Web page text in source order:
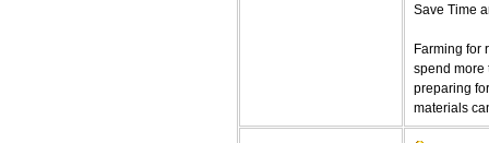
Save Time
Farming for
spend more
preparing
materials